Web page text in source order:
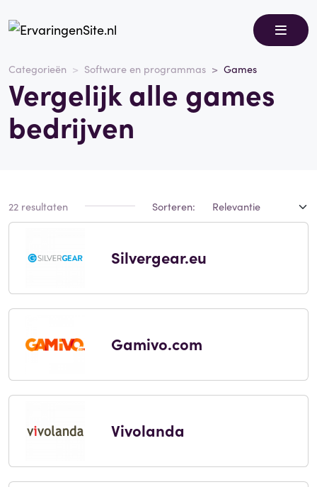
Categorieën Software en programmas Games
Vergelijk alle games
bedrijven
22 resultaten Sorteren:
Silvergear.eu
Gamivo.com
Vivolanda